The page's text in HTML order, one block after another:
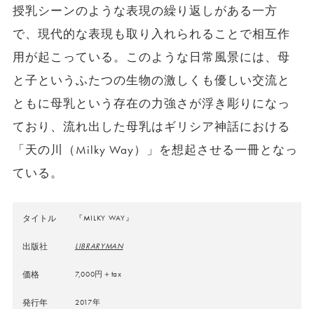
授乳シーンのような表現の繰り返しがある一方
で、現代的な表現も取り入れられることで相互作
用が起こっている。このような日常風景には、母
と子というふたつの生物の激しくも優しい交流と
ともに母乳という存在の力強さが浮き彫りになっ
ており、流れ出した母乳はギリシア神話における
「天の川（Milky Way）」を想起させる一冊となっ
ている。
タイトル 『MILKY WAY』
出版社 LIBRARYMAN
価格 7,000円＋tax
発行年 2017年